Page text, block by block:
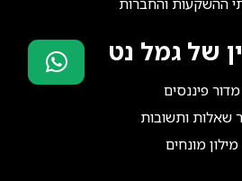
של גמל נט
מדור פיננסים
שאלות ותשובות
מילון מונחים